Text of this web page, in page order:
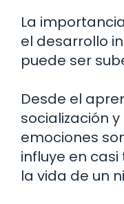
La
el desarrollo
puede ser
Desde el
socialización
emociones
influye en
la vida de un